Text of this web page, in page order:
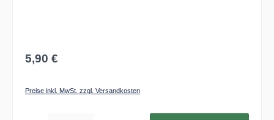
5,90 €
Preise inkl. MwSt. zzgl. Versandkosten